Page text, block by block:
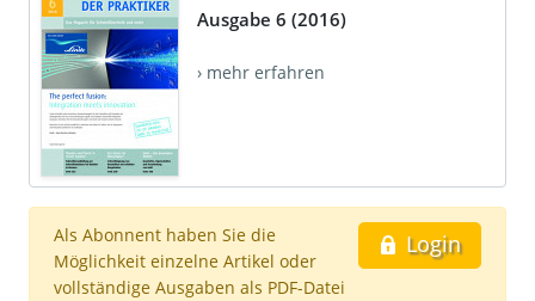
Ausgabe 6 (2016)
› mehr erfahren
Login
Als Abonnent haben Sie die
Möglichkeit einzelne Artikel oder
vollständige Ausgaben als PDF-Datei